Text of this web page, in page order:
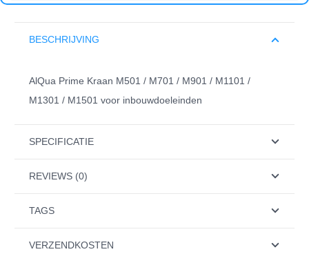
BESCHRIJVING
AlQua Prime Kraan M501 / M701 / M901 / M1101 /
M1301 / M1501 voor inbouwdoeleinden
SPECIFICATIE
REVIEWS (0)
TAGS
VERZENDKOSTEN